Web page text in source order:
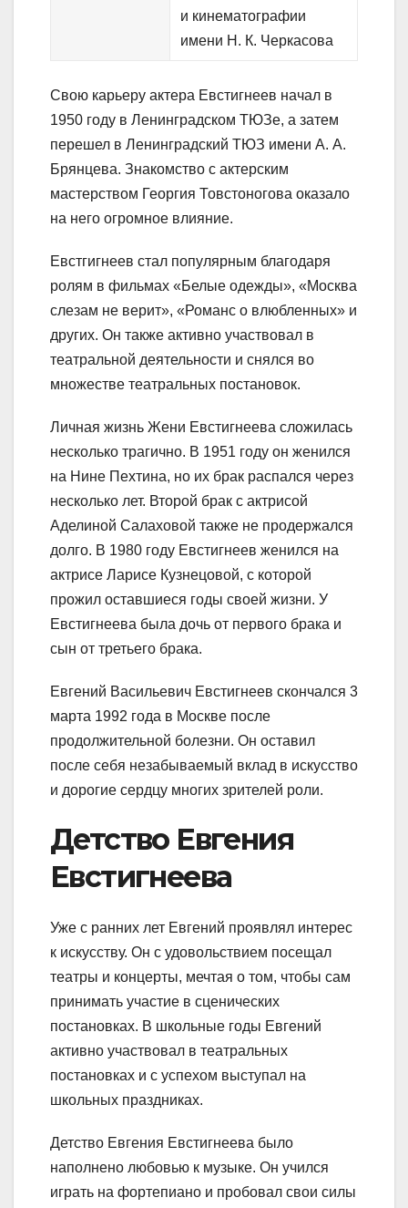
и кинематографии
имени Н. К. Черкасова
Свою карьеру актера Евстигнеев начал в
1950 году в Ленинградском ТЮЗе, а затем
перешел в Ленинградский ТЮЗ имени А. А.
Брянцева. Знакомство с актерским
мастерством Георгия Товстоногова оказало
на него огромное влияние.
Евстгигнеев стал популярным благодаря
ролям в фильмах «Белые одежды», «Москва
слезам не верит», «Романс о влюбленных» и
других. Он также активно участвовал в
театральной деятельности и снялся во
множестве театральных постановок.
Личная жизнь Жени Евстигнеева сложилась
несколько трагично. В 1951 году он женился
на Нине Пехтина, но их брак распался через
несколько лет. Второй брак с актрисой
Аделиной Салаховой также не продержался
долго. В 1980 году Евстигнеев женился на
актрисе Ларисе Кузнецовой, с которой
прожил оставшиеся годы своей жизни. У
Евстигнеева была дочь от первого брака и
сын от третьего брака.
Евгений Васильевич Евстигнеев скончался 3
марта 1992 года в Москве после
продолжительной болезни. Он оставил
после себя незабываемый вклад в искусство
и дорогие сердцу многих зрителей роли.
Детство Евгения
Евстигнеева
Уже с ранних лет Евгений проявлял интерес
к искусству. Он с удовольствием посещал
театры и концерты, мечтая о том, чтобы сам
принимать участие в сценических
постановках. В школьные годы Евгений
активно участвовал в театральных
постановках и с успехом выступал на
школьных праздниках.
Детство Евгения Евстигнеева было
наполнено любовью к музыке. Он учился
играть на фортепиано и пробовал свои силы